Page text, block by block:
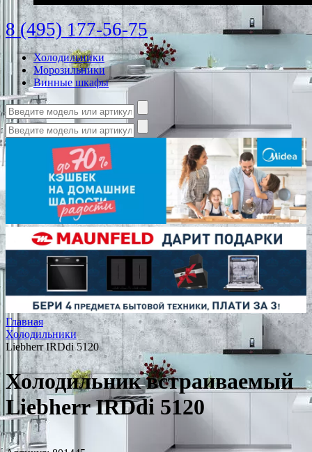
8 (495) 177-56-75
Холодильники
Морозильники
Винные шкафы
Главная
Холодильники
Liebherr IRDdi 5120
Холодильник встраиваемый
Liebherr IRDdi 5120